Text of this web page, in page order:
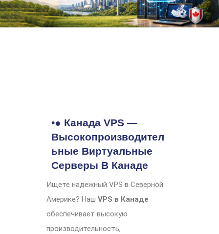
•● Канада VPS —
Высокопроизводител
Ьные Виртуальные
Серверы В Канаде
Ищете надёжный VPS в Северной
Америке? Наш VPS в Канаде
обеспечивает высокую
производительность,